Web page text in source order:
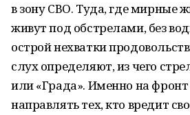
в зону СВО. Туда, где мирные
живут под обстрелами, без
острой нехватки
слух определяют, из чего
или «Града». Именно на
направлять тех, кто вредит